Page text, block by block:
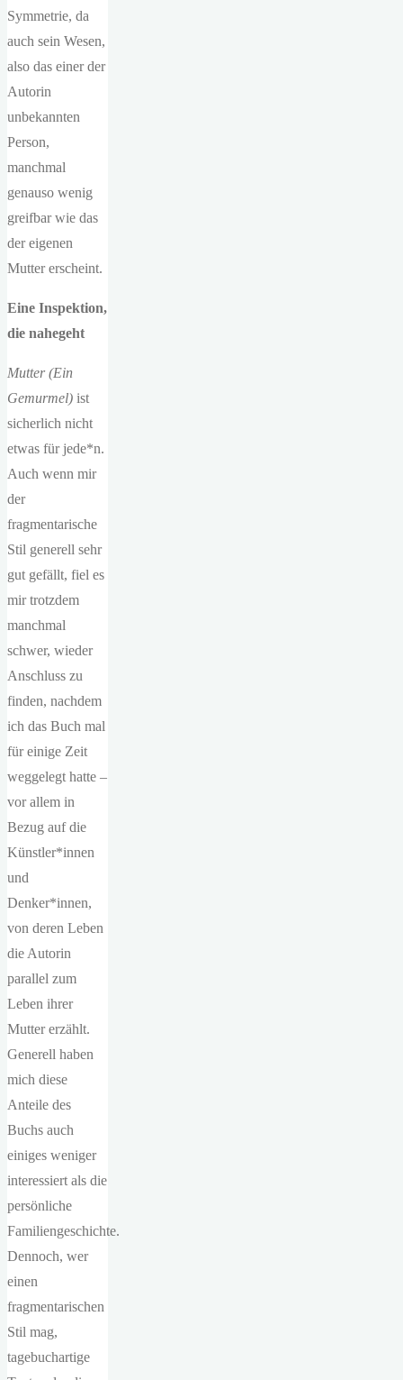
Symmetrie, da
auch sein Wesen,
also das einer der
Autorin
unbekannten
Person,
manchmal
genauso wenig
greifbar wie das
der eigenen
Mutter erscheint.
Eine Inspektion,
die nahegeht
Mutter (Ein
Gemurmel) ist
sicherlich nicht
etwas für jede*n.
Auch wenn mir
der
fragmentarische
Stil generell sehr
gut gefällt, fiel es
mir trotzdem
manchmal
schwer, wieder
Anschluss zu
finden, nachdem
ich das Buch mal
für einige Zeit
weggelegt hatte –
vor allem in
Bezug auf die
Künstler*innen
und
Denker*innen,
von deren Leben
die Autorin
parallel zum
Leben ihrer
Mutter erzählt.
Generell haben
mich diese
Anteile des
Buchs auch
einiges weniger
interessiert als die
persönliche
Familiengeschichte.
Dennoch, wer
einen
fragmentarischen
Stil mag,
tagebuchartige